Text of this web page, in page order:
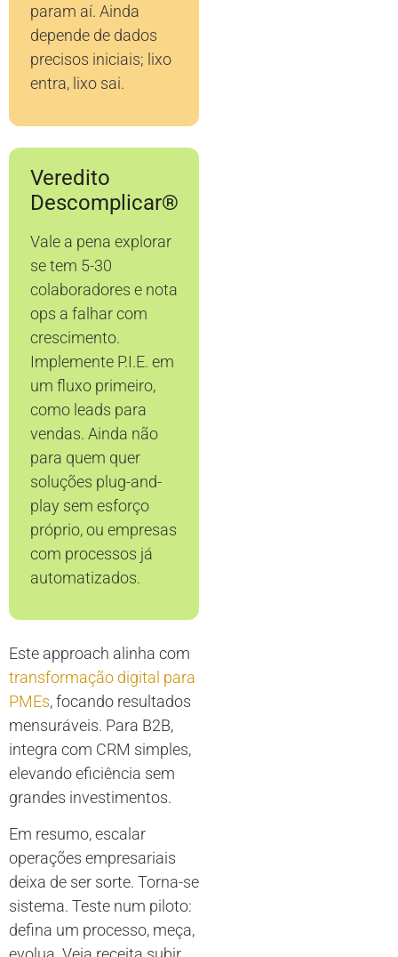
param aí. Ainda
depende de dados
precisos iniciais; lixo
entra, lixo sai.
Veredito
Descomplicar®
Vale a pena explorar
se tem 5-30
colaboradores e nota
ops a falhar com
crescimento.
Implemente P.I.E. em
um fluxo primeiro,
como leads para
vendas. Ainda não
para quem quer
soluções plug-and-
play sem esforço
próprio, ou empresas
com processos já
automatizados.
Este approach alinha com
transformação digital para
PMEs, focando resultados
mensuráveis. Para B2B,
integra com CRM simples,
elevando eficiência sem
grandes investimentos.
Em resumo, escalar
operações empresariais
deixa de ser sorte. Torna-se
sistema. Teste num piloto:
defina um processo, meça,